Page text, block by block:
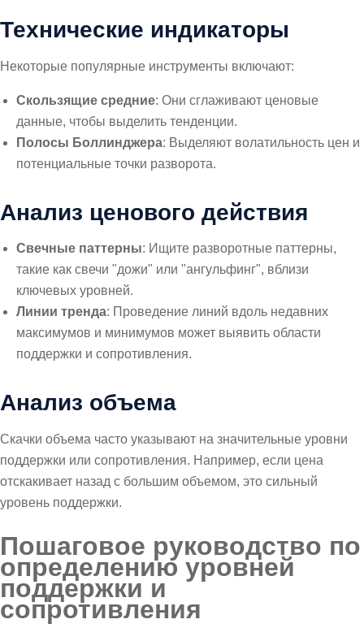
Технические индикаторы
Некоторые популярные инструменты включают:
Скользящие средние: Они сглаживают ценовые
данные, чтобы выделить тенденции.
Полосы Боллинджера: Выделяют волатильность цен и
потенциальные точки разворота.
Анализ ценового действия
Свечные паттерны: Ищите разворотные паттерны,
такие как свечи "дожи" или "ангульфинг", вблизи
ключевых уровней.
Линии тренда: Проведение линий вдоль недавних
максимумов и минимумов может выявить области
поддержки и сопротивления.
Анализ объема
Скачки объема часто указывают на значительные уровни
поддержки или сопротивления. Например, если цена
отскакивает назад с большим объемом, это сильный
уровень поддержки.
Пошаговое руководство по
определению уровней
поддержки и
сопротивления